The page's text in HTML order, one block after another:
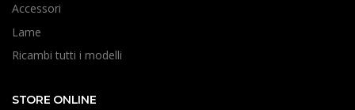
Accessori
Lame
Ricambi tutti i modelli
STORE ONLINE